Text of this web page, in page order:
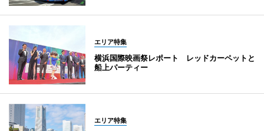
エリア特集
横浜国際映画祭レポート レッドカーペットと
船上パーティー
エリア特集